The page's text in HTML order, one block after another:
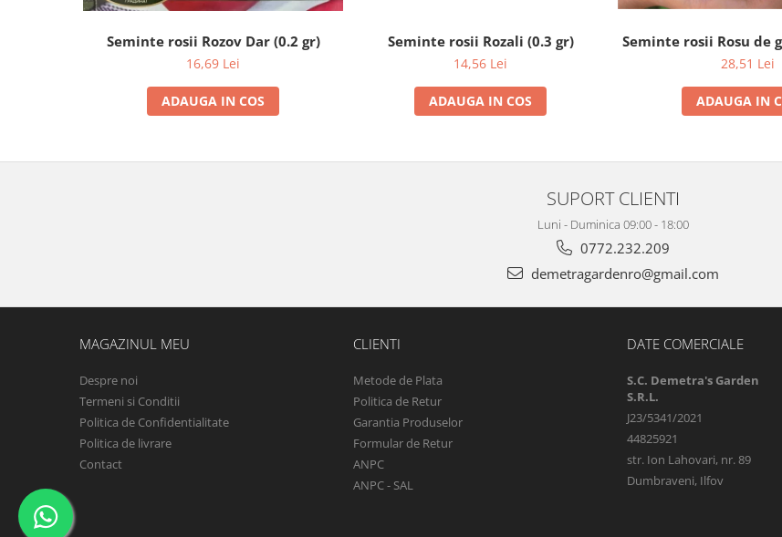
Seminte rosii Rozov Dar (0.2 gr)
16,69 Lei
ADAUGA IN COS
Seminte rosii Rozali (0.3 gr)
14,56 Lei
ADAUGA IN COS
Seminte rosii Rosu de
28,51 Lei
ADAUGA IN
SUPORT CLIENTI
Luni - Duminica 09:00 - 18:00
0772.232.209
demetragardenro@gmail.com
MAGAZINUL MEU
Despre noi
Termeni si Conditii
Politica de Confidentialitate
Politica de livrare
Contact
CLIENTI
Metode de Plata
Politica de Retur
Garantia Produselor
Formular de Retur
ANPC
ANPC - SAL
DATE COMERCIALE
S.C. Demetra's Garden
S.R.L.
J23/5341/2021
44825921
str. Ion Lahovari, nr. 89
Dumbraveni, Ilfov